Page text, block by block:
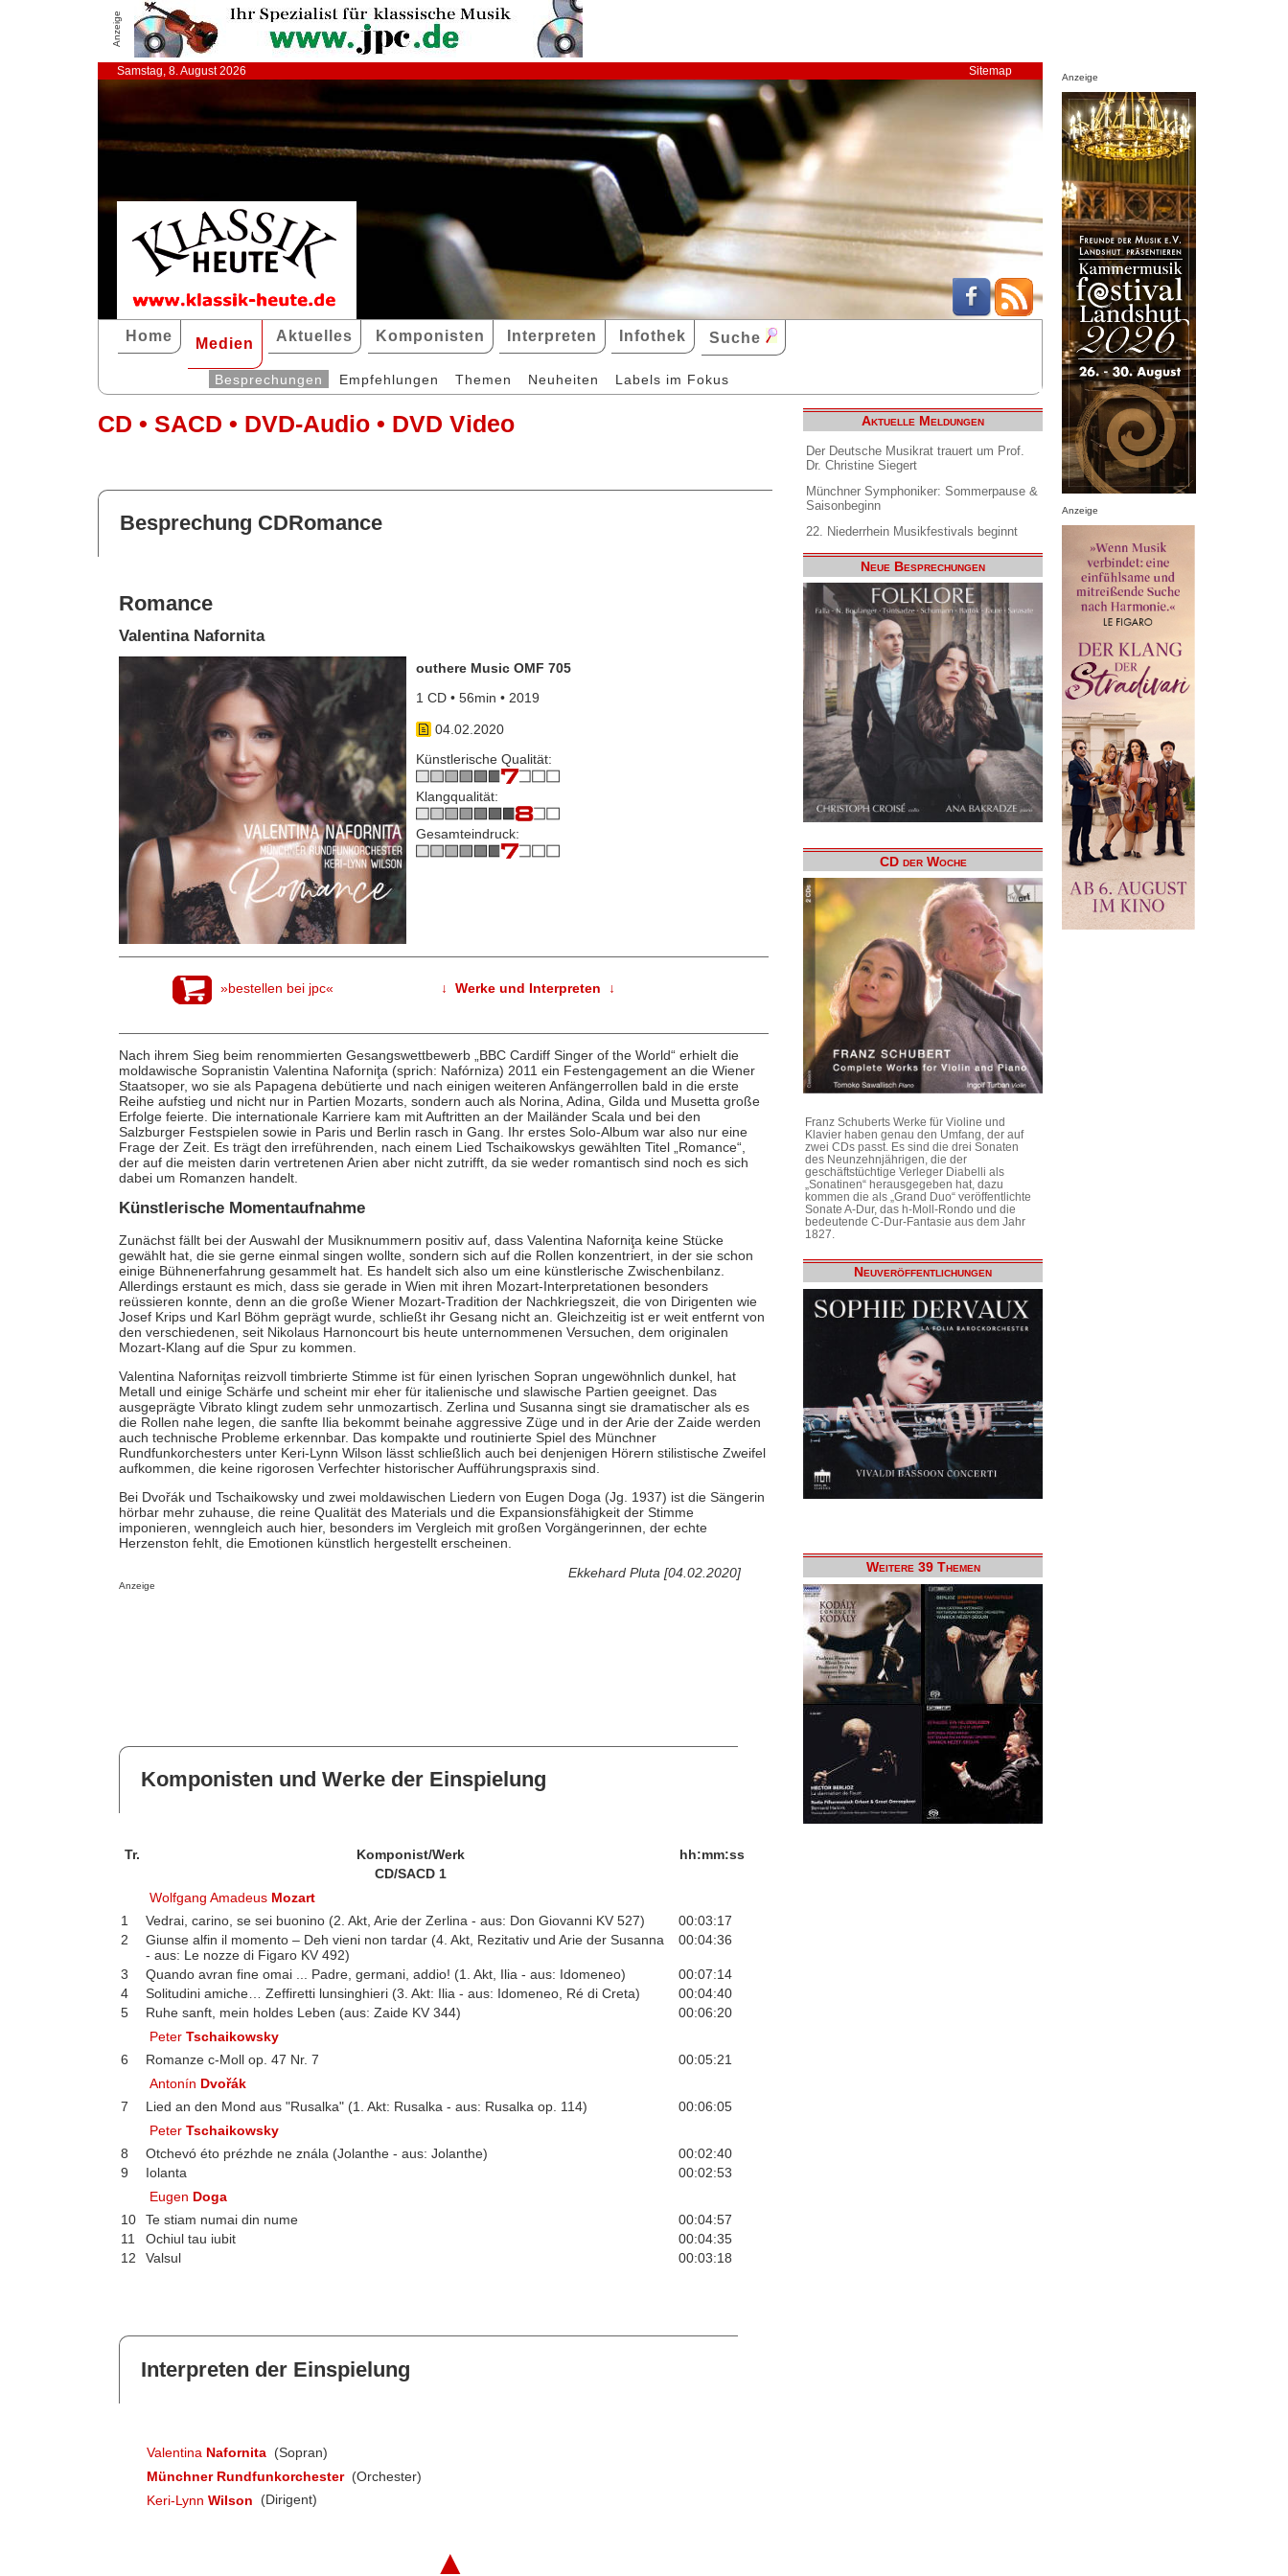
Anzeige
Samstag, 8. August 2026 Sitemap
Home Medien Aktuelles Komponisten Interpreten Infothek Suche
Besprechungen Empfehlungen Themen Neuheiten Labels im Fokus
CD • SACD • DVD-Audio • DVD Video
Besprechung CDRomance
Romance
Valentina Nafornita
outhere Music OMF 705
1 CD • 56min • 2019
04.02.2020
Künstlerische Qualität:
Klangqualität:
Gesamteindruck:
»bestellen bei jpc« ↓ Werke und Interpreten ↓
Nach ihrem Sieg beim renommierten Gesangswettbewerb „BBC Cardiff Singer of the World“ erhielt die
moldawische Sopranistin Valentina Naforniţa (sprich: Nafórniza) 2011 ein Festengagement an die Wiener
Staatsoper, wo sie als Papagena debütierte und nach einigen weiteren Anfängerrollen bald in die erste
Reihe aufstieg und nicht nur in Partien Mozarts, sondern auch als Norina, Adina, Gilda und Musetta große
Erfolge feierte. Die internationale Karriere kam mit Auftritten an der Mailänder Scala und bei den
Salzburger Festspielen sowie in Paris und Berlin rasch in Gang. Ihr erstes Solo-Album war also nur eine
Frage der Zeit. Es trägt den irreführenden, nach einem Lied Tschaikowskys gewählten Titel „Romance“,
der auf die meisten darin vertretenen Arien aber nicht zutrifft, da sie weder romantisch sind noch es sich
dabei um Romanzen handelt.
Künstlerische Momentaufnahme
Zunächst fällt bei der Auswahl der Musiknummern positiv auf, dass Valentina Naforniţa keine Stücke
gewählt hat, die sie gerne einmal singen wollte, sondern sich auf die Rollen konzentriert, in der sie schon
einige Bühnenerfahrung gesammelt hat. Es handelt sich also um eine künstlerische Zwischenbilanz.
Allerdings erstaunt es mich, dass sie gerade in Wien mit ihren Mozart-Interpretationen besonders
reüssieren konnte, denn an die große Wiener Mozart-Tradition der Nachkriegszeit, die von Dirigenten wie
Josef Krips und Karl Böhm geprägt wurde, schließt ihr Gesang nicht an. Gleichzeitig ist er weit entfernt von
den verschiedenen, seit Nikolaus Harnoncourt bis heute unternommenen Versuchen, dem originalen
Mozart-Klang auf die Spur zu kommen.
Valentina Naforniţas reizvoll timbrierte Stimme ist für einen lyrischen Sopran ungewöhnlich dunkel, hat
Metall und einige Schärfe und scheint mir eher für italienische und slawische Partien geeignet. Das
ausgeprägte Vibrato klingt zudem sehr unmozartisch. Zerlina und Susanna singt sie dramatischer als es
die Rollen nahe legen, die sanfte Ilia bekommt beinahe aggressive Züge und in der Arie der Zaide werden
auch technische Probleme erkennbar. Das kompakte und routinierte Spiel des Münchner
Rundfunkorchesters unter Keri-Lynn Wilson lässt schließlich auch bei denjenigen Hörern stilistische Zweifel
aufkommen, die keine rigorosen Verfechter historischer Aufführungspraxis sind.
Bei Dvořák und Tschaikowsky und zwei moldawischen Liedern von Eugen Doga (Jg. 1937) ist die Sängerin
hörbar mehr zuhause, die reine Qualität des Materials und die Expansionsfähigkeit der Stimme
imponieren, wenngleich auch hier, besonders im Vergleich mit großen Vorgängerinnen, der echte
Herzenston fehlt, die Emotionen künstlich hergestellt erscheinen.
Ekkehard Pluta [04.02.2020]
Anzeige
Komponisten und Werke der Einspielung
Tr. Komponist/Werk
hh:mm:ss
CD/SACD 1
Wolfgang Amadeus Mozart
1
Vedrai, carino, se sei buonino (2. Akt, Arie der Zerlina - aus: Don Giovanni KV 527)
00:03:17
2
Giunse alfin il momento – Deh vieni non tardar (4. Akt, Rezitativ und Arie der Susanna
- aus: Le nozze di Figaro KV 492)
00:04:36
3 Quando avran fine omai ... Padre, germani, addio! (1. Akt, Ilia - aus: Idomeneo)
00:07:14
4
Solitudini amiche… Zeffiretti lunsinghieri (3. Akt: Ilia - aus: Idomeneo, Ré di Creta)
00:04:40
5
Ruhe sanft, mein holdes Leben (aus: Zaide KV 344)
00:06:20
PeterTschaikowsky
6
Romanze c-Moll op. 47 Nr. 7
00:05:21
Antonín Dvořák
7
Lied an den Mond aus "Rusalka" (1. Akt: Rusalka - aus: Rusalka op. 114)
00:06:05
PeterTschaikowsky
8
Otchevó éto prézhde ne znála (Jolanthe - aus: Jolanthe)
00:02:40
9
Iolanta
00:02:53
Eugen Doga
10
Te stiam numai din nume
00:04:57
11
Ochiul tau iubit
00:04:35
12
Valsul 00:03:18
Interpreten der Einspielung
Valentina Nafornita (Sopran)
Münchner Rundfunkorchester (Orchester)
Keri-Lynn Wilson (Dirigent)
▲
Aktuelle Meldungen
Der Deutsche Musikrat trauert um Prof.
Dr. Christine Siegert
Münchner Symphoniker: Sommerpause &
Saisonbeginn
22. Niederrhein Musikfestivals beginnt
Neue Besprechungen
CD der Woche
Franz Schuberts Werke für Violine und
Klavier haben genau den Umfang, der auf
zwei CDs passt. Es sind die drei Sonaten
des Neunzehnjährigen, die der
geschäftstüchtige Verleger Diabelli als
„Sonatinen“ herausgegeben hat, dazu
kommen die als „Grand Duo“ veröffentlichte
Sonate A-Dur, das h-Moll-Rondo und die
bedeutende C-Dur-Fantasie aus dem Jahr
1827.
Neuveröffentlichungen
Weitere 39 Themen
Anzeige
Anzeige